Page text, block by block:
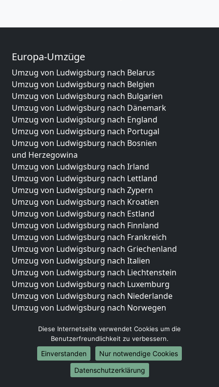
Europa-Umzüge
Umzug von Ludwigsburg nach Belarus
Umzug von Ludwigsburg nach Belgien
Umzug von Ludwigsburg nach Bulgarien
Umzug von Ludwigsburg nach Dänemark
Umzug von Ludwigsburg nach England
Umzug von Ludwigsburg nach Portugal
Umzug von Ludwigsburg nach Bosnien
und Herzegowina
Umzug von Ludwigsburg nach Irland
Umzug von Ludwigsburg nach Lettland
Umzug von Ludwigsburg nach Zypern
Umzug von Ludwigsburg nach Kroatien
Umzug von Ludwigsburg nach Estland
Umzug von Ludwigsburg nach Finnland
Umzug von Ludwigsburg nach Frankreich
Umzug von Ludwigsburg nach Griechenland
Umzug von Ludwigsburg nach Italien
Umzug von Ludwigsburg nach Liechtenstein
Umzug von Ludwigsburg nach Luxemburg
Umzug von Ludwigsburg nach Niederlande
Umzug von Ludwigsburg nach Norwegen
Umzüge-Deutschlandweit
Umzug von Ludwigsburg nach Berlin
Umzug von Ludwigsburg nach Hamburg
Umzug von Ludwigsburg nach München
Umzug von Ludwigsburg nach Köln
Diese Internetseite verwendet Cookies um die
Benutzerfreundlichkeit zu verbessern.
Einverstanden
Nur notwendige Cookies
Datenschutzerklärung